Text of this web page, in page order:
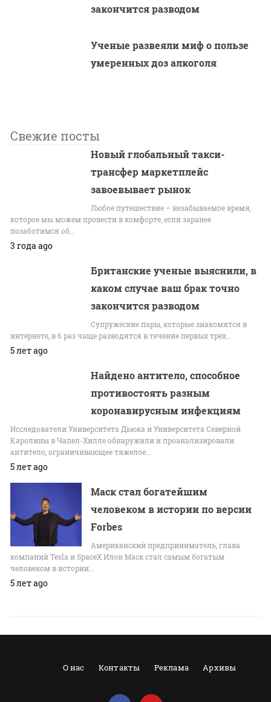
закончится разводом
Ученые развеяли миф о пользе
умеренных доз алкоголя
Свежие посты
Новый глобальный такси-
трансфер маркетплейс
завоевывает рынок
Любое путешествие – незабываемое время,
которое мы можем провести в комфорте, если заранее
позаботимся об…
3 года ago
Британские ученые выяснили, в
каком случае ваш брак точно
закончится разводом
Супружеские пары, которые знакомятся в
интернете, в 6 раз чаще разводятся в течение первых трех…
5 лет ago
Найдено антитело, способное
противостоять разным
коронавирусным инфекциям
Исследователи Университета Дьюка и Университета Северной
Каролины в Чапел-Хилле обнаружили и проанализировали
антитело, ограничивающее тяжелое…
5 лет ago
Маск стал богатейшим
человеком в истории по версии
Forbes
Американский предприниматель, глава
компаний Tesla и SpaceX Илон Маск стал самым богатым
человеком в истории…
5 лет ago
О нас Контакты Реклама Архивы